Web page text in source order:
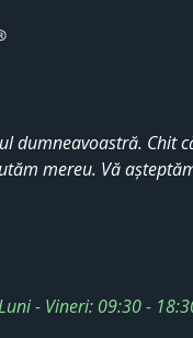
Chit
mereu. Vă
- Vineri: 09:30 -